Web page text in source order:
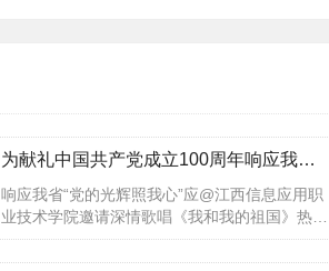
为献礼中国共产党成立100周年响应我省“党的光辉照我心”青年
响应我省“党的光辉照我心” 应@江西信息应用职
业技术学院邀请 深情歌唱《我和我的祖国》 热情
表达浓烈的爱党爱国情怀 音乐请点击： <